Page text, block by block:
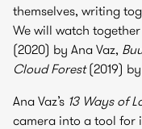
themselves, writing
We will watch together
(2020) by Ana Vaz,
Cloud Forest(2019) by
Ana Vaz’s 13 Ways of
camera into a tool for